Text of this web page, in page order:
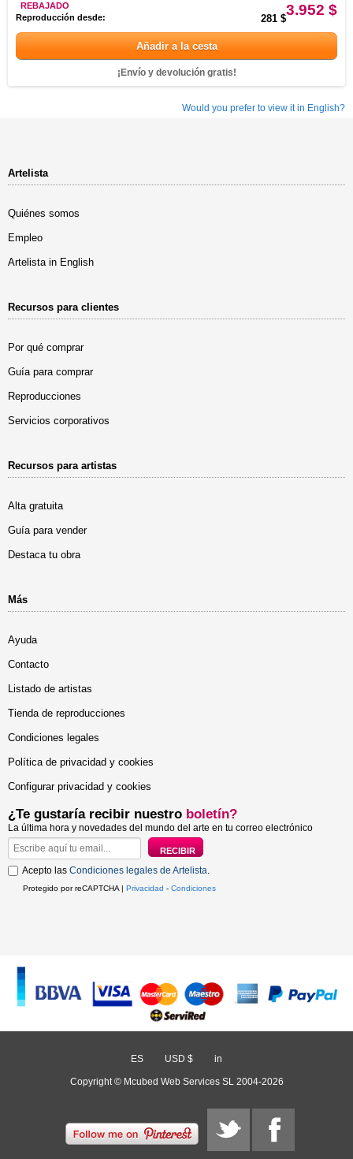
3.952 $
REBAJADO
Reproducción desde:
281 $
Añadir a la cesta
¡Envío y devolución gratis!
Would you prefer to view it in English?
Artelista
Quiénes somos
Empleo
Artelista in English
Recursos para clientes
Por qué comprar
Guía para comprar
Reproducciones
Servicios corporativos
Recursos para artistas
Alta gratuita
Guía para vender
Destaca tu obra
Más
Ayuda
Contacto
Listado de artistas
Tienda de reproducciones
Condiciones legales
Política de privacidad y cookies
Configurar privacidad y cookies
¿Te gustaría recibir nuestro boletín?
La última hora y novedades del mundo del arte en tu correo electrónico
Acepto las Condiciones legales de Artelista.
Protegido por reCAPTCHA | Privacidad - Condiciones
ES USD $ in
Copyright © Mcubed Web Services SL 2004-2026